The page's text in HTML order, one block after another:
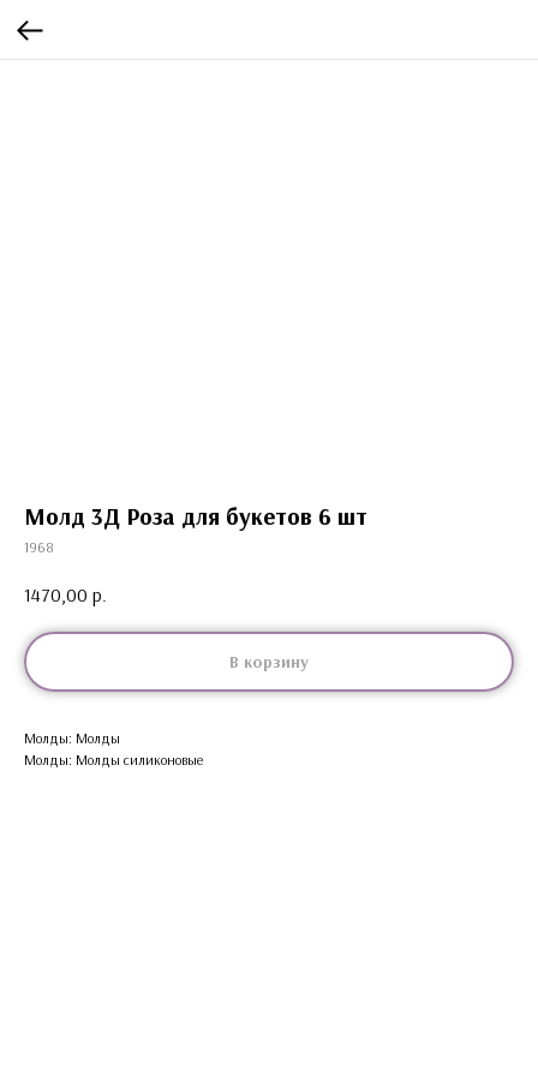
Молд 3Д Роза для букетов 6 шт
1968
1470,00 р.
В корзину
Молды: Молды
Молды: Молды силиконовые